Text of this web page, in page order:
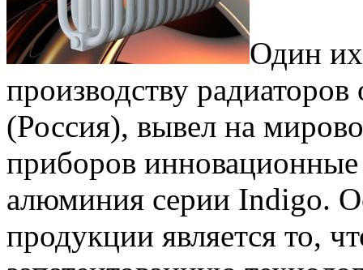
Один
производству
(Россия), вывел на
приборов
алюминия серии Indigo.
продукции является то,